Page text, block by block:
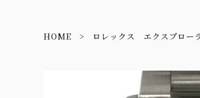
HOME ロレックス エクスプロー